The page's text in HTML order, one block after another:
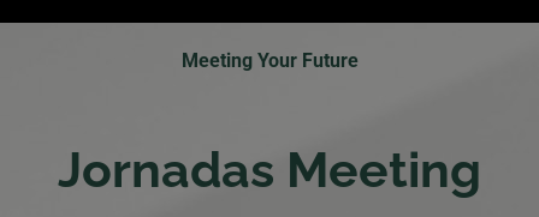
Meeting Your Future
Jornadas Meeting